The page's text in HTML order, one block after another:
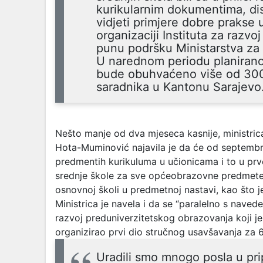
kurikularnim dokumentima,
vidjeti primjere dobre prakse
organizaciji Instituta za
punu podršku Ministarstva
U narednom periodu
bude obuhvaćeno više od
saradnika u Kantonu
Nešto manje od dva mjeseca kasnije, m
Hota-Muminović najavila je da će od
predmentih kurikuluma u učionicama i to u
srednje škole za sve općeobrazovne
osnovnoj školi u predmetnoj nastavi, kao što
Ministrica je navela i da se “paralelno s
razvoj preduniverzitetskog obrazovanja koji
organizirao prvi dio stručnog usavšavanja za
Uradili smo mnogo posla u